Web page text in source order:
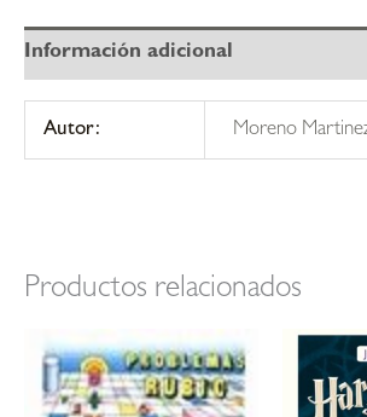
Información adicional
Autor: Moreno
Productos relacionados